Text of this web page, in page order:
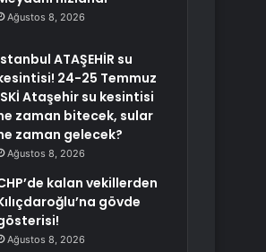
Ağustos 8, 2026
ATAŞEHİR su
24-25 Temmuz
Ataşehir su kesintisi
zaman bitecek, sular
zaman gelecek?
Ağustos 8, 2026
kalan vekillerden
gövde
Ağustos 8, 2026